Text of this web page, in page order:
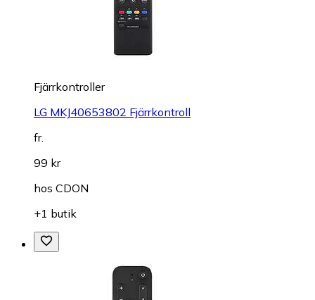
Fjärrkontroller
LG MKJ40653802 Fjärrkontroll
fr.
99 kr
hos CDON
+1 butik